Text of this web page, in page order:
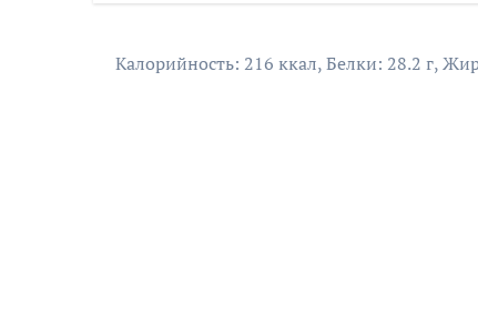
Калорийность: 216 ккал, Белки: 28.2 г,